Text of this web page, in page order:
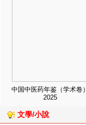
中国中医药年鉴（学术卷）
2025
文學/小說